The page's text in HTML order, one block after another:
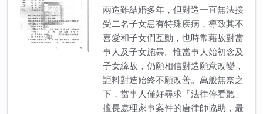
兩造雖結婚多年，但對造一直無法接
受二名子女患有特殊疾病，導致其不
喜愛和子女們互動，也時常藉故對當
事人及子女施暴。惟當事人始初念及
子女緣故，仍願相信對造願意改變，
詎料對造始終不願改善。萬般無奈之
下，當事人僅好尋求「法律停看聽」
擅長處理家事案件的唐律師協助，最